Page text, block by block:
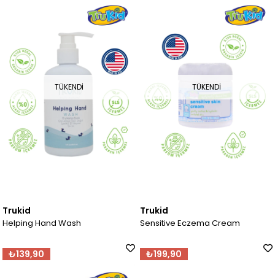
TÜKENDI
Trukid
Helping Hand Wash
₺139,90
TÜKENDI
Trukid
Sensitive Eczema Cream
₺199,90